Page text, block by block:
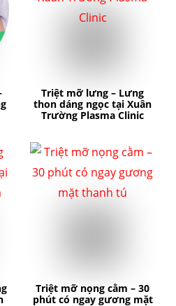
Triệt mỡ lưng – Lưng
thon dáng ngọc tại Xuân
Trường Plasma Clinic
Triệt mỡ nọng cằm – 30
phút có ngay gương mặt